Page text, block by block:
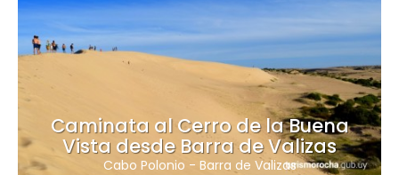
Caminata al Cerro de la Buena
Vista desde Barra de Valizas
Cabo Polonio - Barra de Valizas